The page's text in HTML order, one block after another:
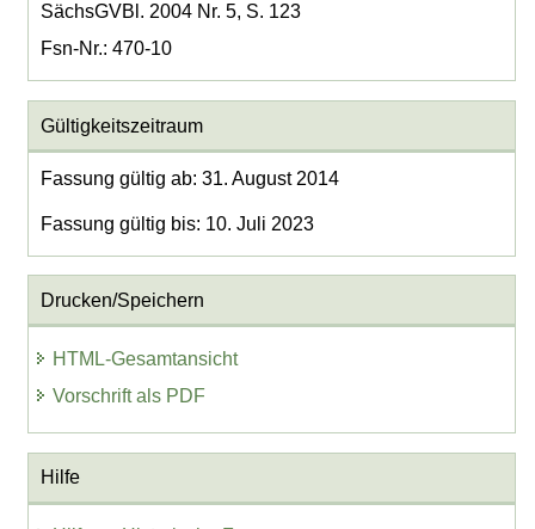
SächsGVBl. 2004 Nr. 5, S. 123
Fsn-Nr.: 470-10
Gültigkeitszeitraum
Fassung gültig ab: 31. August 2014
Fassung gültig bis: 10. Juli 2023
Drucken/Speichern
HTML-Gesamtansicht
Vorschrift als PDF
Hilfe